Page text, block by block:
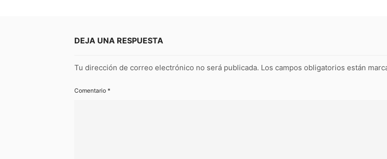
DEJA UNA RESPUESTA
Tu dirección de correo electrónico no será publicada. Los campos obligatorios están
Comentario *